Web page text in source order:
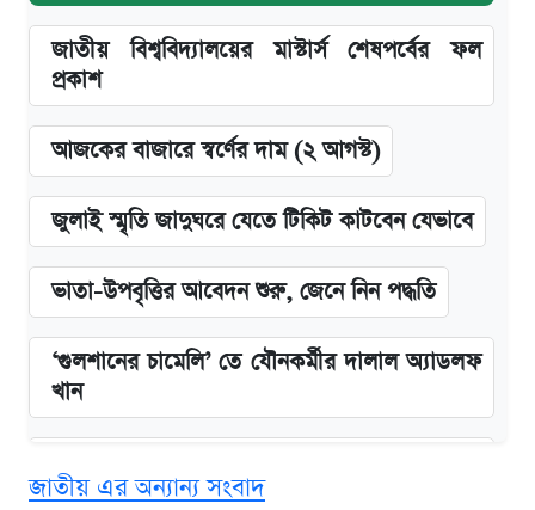
জাতীয় বিশ্ববিদ্যালয়ের মাস্টার্স শেষপর্বের ফল
প্রকাশ
আজকের বাজারে স্বর্ণের দাম (২ আগস্ট)
জুলাই স্মৃতি জাদুঘরে যেতে টিকিট কাটবেন যেভাবে
ভাতা-উপবৃত্তির আবেদন শুরু, জেনে নিন পদ্ধতি
‘গুলশানের চামেলি’ তে যৌনকর্মীর দালাল অ্যাডলফ
খান
দাম ও ফিচার
জাতীয় এর অন্যান্য সংবাদ